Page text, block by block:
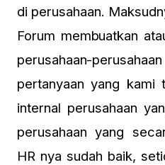
di perusahaan.
Forum membuatkan
perusahaan-
pertanyaan yang kami
internal perusahaan
perusahaan yang
HR nya sudah baik,